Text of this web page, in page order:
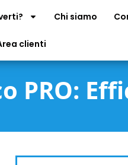
Chi siamo
clienti
PRO: